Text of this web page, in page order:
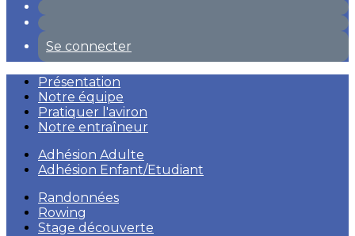
Se connecter
Présentation
Notre équipe
Pratiquer l'aviron
Notre entraîneur
Adhésion Adulte
Adhésion Enfant/Etudiant
Randonnées
Rowing
Stage découverte